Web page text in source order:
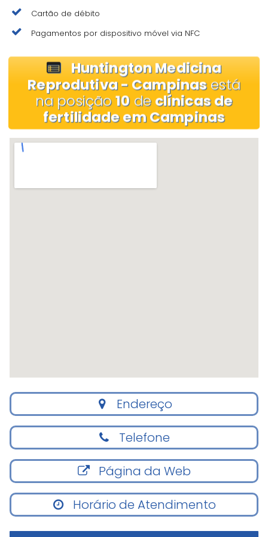
Cartão de débito
Pagamentos por dispositivo móvel via NFC
Huntington Medicina
Reprodutiva - Campinasestá
na posição10de clínicas de
fertilidade em Campinas
Endereço
Telefone
Página da Web
Horário de Atendimento